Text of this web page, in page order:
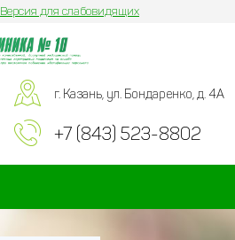
Версия для слабовидящих
г. Казань, ул. Бондаренко, д. 4А
+7 (843) 523-8802